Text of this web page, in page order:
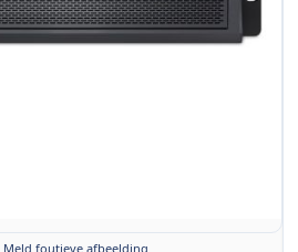
Meld foutieve afbeelding